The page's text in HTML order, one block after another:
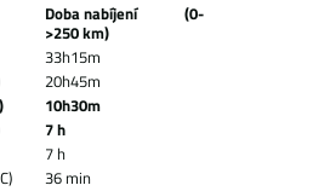
Doba nabíjení (0-
>250 km)
33h15m
20h45m
10h30m
7 h
7 h
36 min